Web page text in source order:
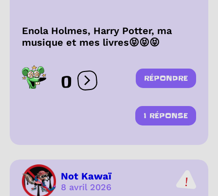
Enola Holmes, Harry Potter, ma
musique et mes livres😝😝😝
0 Ouvrir les réactions
RÉPONDRE
1 RÉPONSE
Not Kawaï
8 avril 2026